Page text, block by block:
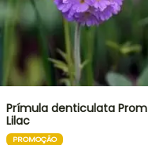
Prímula denticulata Prom
Lilac
PROMOÇÃO